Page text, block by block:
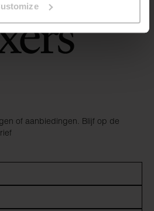
of aanbiedingen. Blijf op de